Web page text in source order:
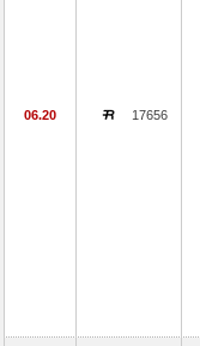
06.20 17656